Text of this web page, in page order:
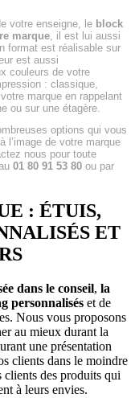
votre enseigne, le block
marque, il est lui aussi
format est réalisable sur
est aussi
couleurs de votre
: classique,
marque en rappelant
ou sur une étagère.
options qui vous
l’image de votre marque
nous pour toute
01 80 91 53 80 ou par
: ÉTUIS,
ET
dans le conseil, la
personnaliséset de
Nous vous proposons
au mieux durant la
une présentation
clients dans le moindre
des produits qui
à leurs envies.